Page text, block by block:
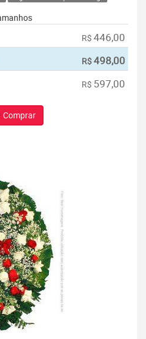
R$ 446,00
R$498,00
R$ 597,00
Comprar